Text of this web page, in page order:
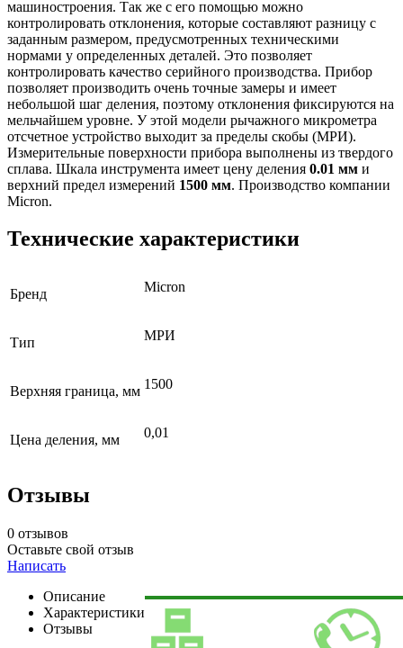
машиностроения. Так же с его помощью можно
контролировать отклонения, которые составляют разницу с
заданным размером, предусмотренных техническими
нормами у определенных деталей. Это позволяет
контролировать качество серийного производства. Прибор
позволяет производить очень точные замеры и имеет
небольшой шаг деления, поэтому отклонения фиксируются на
мельчайшем уровне. У этой модели рычажного микрометра
отсчетное устройство выходит за пределы скобы (МРИ).
Измерительные поверхности прибора выполнены из твердого
сплава. Шкала инструмента имеет цену деления 0.01 мм и
верхний предел измерений 1500 мм. Производство компании
Micron.
Технические характеристики
Бренд Micron
Тип МРИ
Верхняя граница, мм 1500
Цена деления, мм 0,01
Отзывы
0 отзывов
Оставьте свой отзыв
Написать
Описание
Характеристики
Отзывы